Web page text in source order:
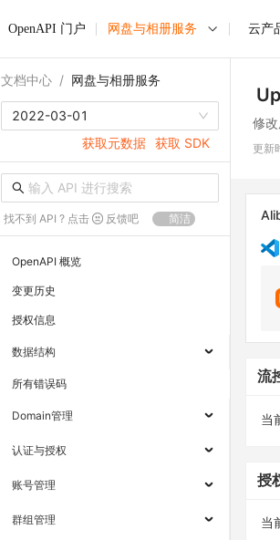
OpenAPI 门户 网盘与相册服务 云产
文档中心 / 网盘与相册服务
2022-03-01
获取元数据 获取 SDK
找不到 API ? 点击 反馈吧 简洁
OpenAPI 概览
变更历史
授权信息
数据结构
所有错误码
Domain管理
认证与授权
账号管理
群组管理
修
更新
流
当
授
当